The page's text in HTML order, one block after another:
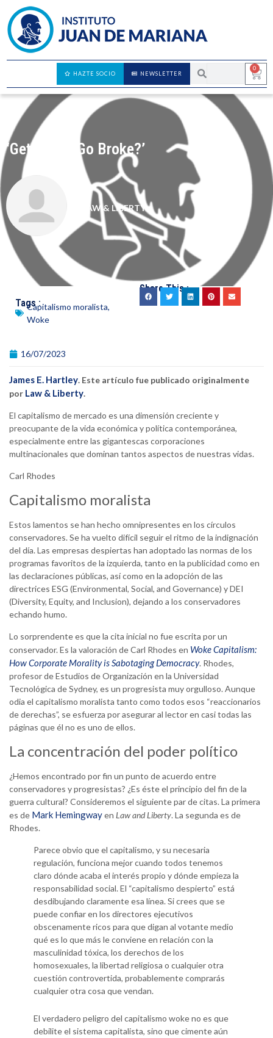
0
NEWSLETTER
HAZTE SOCIO
‘Get Woke, Go Broke?’
LAW & LIBERTY
Tags :
Capitalismo moralista,
Woke
Share This :
16/07/2023
James E. Hartley. Este artículo fue publicado originalmente
por Law & Liberty.
El capitalismo de mercado es una dimensión creciente y
preocupante de la vida económica y política contemporánea,
especialmente entre las gigantescas corporaciones
multinacionales que dominan tantos aspectos de nuestras vidas.
Carl Rhodes
Capitalismo moralista
Estos lamentos se han hecho omnipresentes en los círculos
conservadores. Se ha vuelto difícil seguir el ritmo de la indignación
del día. Las empresas despiertas han adoptado las normas de los
programas favoritos de la izquierda, tanto en la publicidad como en
las declaraciones públicas, así como en la adopción de las
directrices ESG (Environmental, Social, and Governance) y DEI
(Diversity, Equity, and Inclusion), dejando a los conservadores
echando humo.
Lo sorprendente es que la cita inicial no fue escrita por un
conservador. Es la valoración de Carl Rhodes en Woke Capitalism:
How Corporate Morality is Sabotaging Democracy. Rhodes,
profesor de Estudios de Organización en la Universidad
Tecnológica de Sydney, es un progresista muy orgulloso. Aunque
odia el capitalismo moralista tanto como todos esos “reaccionarios
de derechas”, se esfuerza por asegurar al lector en casi todas las
páginas que él no es uno de ellos.
La concentración del poder político
¿Hemos encontrado por fin un punto de acuerdo entre
conservadores y progresistas? ¿Es éste el principio del fin de la
guerra cultural? Consideremos el siguiente par de citas. La primera
es de Mark Hemingwayen Law and Liberty. La segunda es de
Rhodes.
Parece obvio que el capitalismo, y su necesaria
regulación, funciona mejor cuando todos tenemos
claro dónde acaba el interés propio y dónde empieza la
responsabilidad social. El “capitalismo despierto” está
desdibujando claramente esa línea. Si crees que se
puede confiar en los directores ejecutivos
obscenamente ricos para que digan al votante medio
qué es lo que más le conviene en relación con la
masculinidad tóxica, los derechos de los
homosexuales, la libertad religiosa o cualquier otra
cuestión controvertida, probablemente comprarás
cualquier otra cosa que vendan.
El verdadero peligro del capitalismo woke no es que
debilite el sistema capitalista, sino que cimente aún